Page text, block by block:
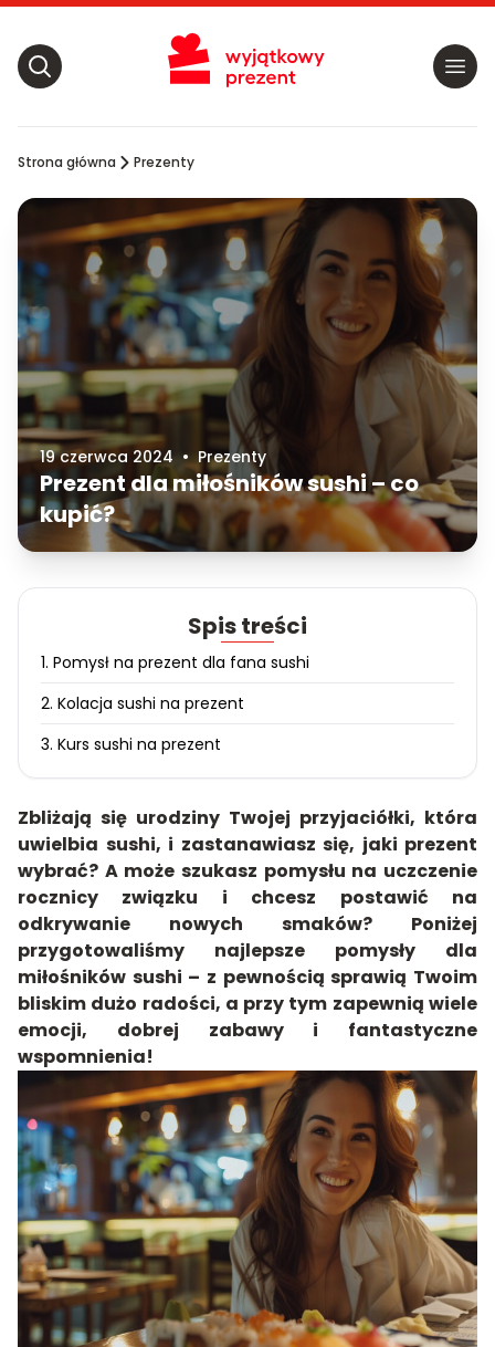
Strona główna Prezenty
19 czerwca 2024 • Prezenty
Prezent dla miłośników sushi – co
kupić?
Spis treści
1. Pomysł na prezent dla fana sushi
2. Kolacja sushi na prezent
3. Kurs sushi na prezent
Zbliżają się urodziny Twojej przyjaciółki, która
uwielbia sushi, i zastanawiasz się, jaki prezent
wybrać? A może szukasz pomysłu na uczczenie
rocznicy związku i chcesz postawić na
odkrywanie nowych smaków? Poniżej
przygotowaliśmy najlepsze pomysły dla
miłośników sushi – z pewnością sprawią Twoim
bliskim dużo radości, a przy tym zapewnią wiele
emocji, dobrej zabawy i fantastyczne
wspomnienia!